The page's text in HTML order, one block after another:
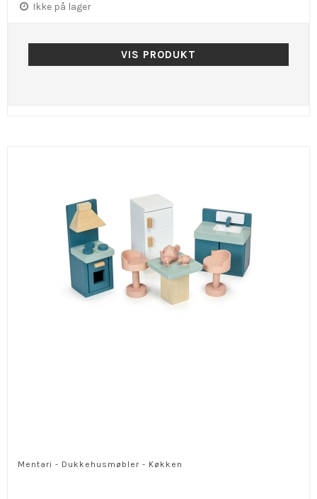
Ikke på lager
VIS PRODUKT
Mentari - Dukkehusmøbler - Køkken